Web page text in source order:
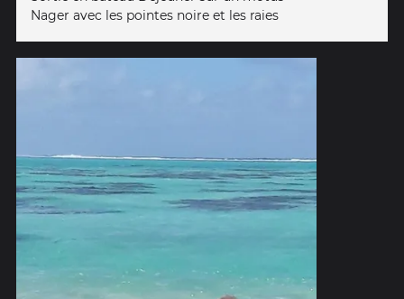
Nager avec les pointes noire et les raies